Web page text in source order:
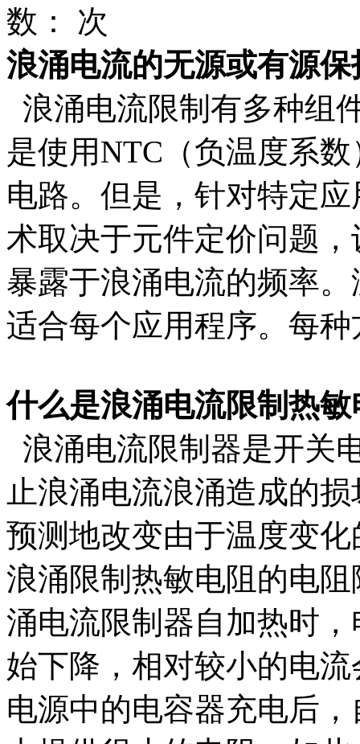
数： 次
浪涌电流的无源或有源保
浪涌电流限制有多种组
是使用NTC（负温度系
电路。但是，针对特定
术取决于元件定价问题
暴露于浪涌电流的频率
适合每个应用程序。每
什么是浪涌电流限制热
浪涌电流限制器是开关
止浪涌电流浪涌造成的
预测地改变由于温度变
浪涌限制热敏电阻的电
涌电流限制器自加热时
始下降，相对较小的电
电源中的电容器充电后